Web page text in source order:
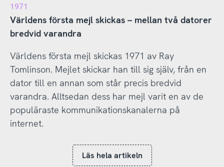
1971
Världens första mejl skickas – mellan två datorer
bredvid varandra
Världens första mejl skickas 1971 av Ray
Tomlinson. Mejlet skickar han till sig själv, från en
dator till en annan som står precis bredvid
varandra. Alltsedan dess har mejl varit en av de
populäraste kommunikationskanalerna på
internet.
Läs hela artikeln